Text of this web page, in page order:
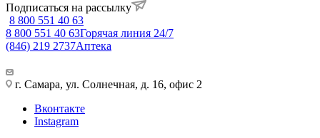
Подписаться на рассылку
8 800 551 40 63
8 800 551 40 63Горячая линия 24/7
(846) 219 2737Аптека
г. Самара, ул. Солнечная, д. 16, офис 2
Вконтакте
Instagram